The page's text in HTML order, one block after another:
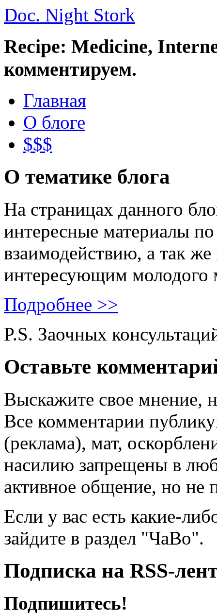
Doc. Night Stork
Recipe: Medicine,
комментируем.
Главная
О блоге
$$$
О тематике блога
На страницах данного
интересные материалы
взаимодействию, а так
интересующим молодого
Подробнее >>
P.S. Заочных
Оставьте
Выскажите свое мнение,
Все комментарии
(реклама), мат,
насилию запрещены в
активное общение, но не
Если у вас есть какие-
зайдите в раздел "ЧаВо".
Подписка на RSS-
Подпишитесь!